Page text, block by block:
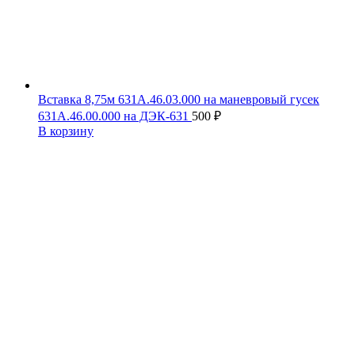
Вставка 8,75м 631А.46.03.000 на маневровый гусек
631А.46.00.000 на ДЭК-631 500 ₽
В корзину